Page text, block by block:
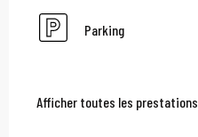
Parking
Afficher toutes les prestations